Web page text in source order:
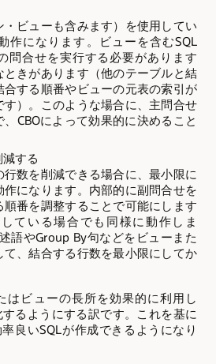
・ビューも含みます）を使用してい
作になります。ビューを含むSQL
問合せを実行する必要があります
ときがあります（他のテーブルと結
する順番やビューの元表の索引が
）。このような場合に、主問合せ
CBOによって効果的に決めること
する
数を削減できる場合に、最小限に
作になります。内部的に副問合せを
番を調整することで可能にします
している場合でも同様に動作しま
語やGroup By句などをビューまた
て、結合する行数を最小限にしてか
はビューの長所を効果的に利用し
るようにする訳です。これを基に
良いSQLが作成できるようになり